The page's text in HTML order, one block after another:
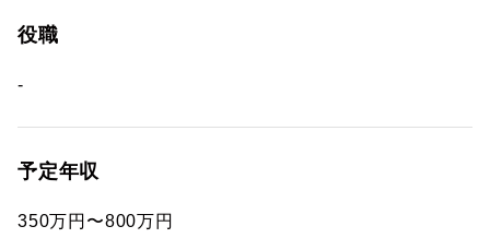
役職
-
予定年収
350万円〜800万円